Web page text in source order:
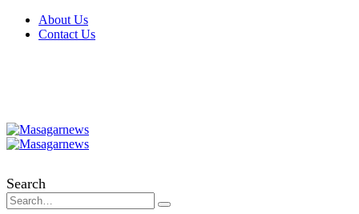
About Us
Contact Us
Search